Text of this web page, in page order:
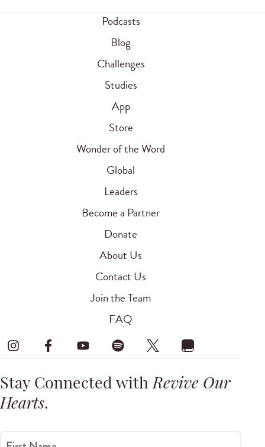
Podcasts
Blog
Challenges
Studies
App
Store
Wonder of the Word
Global
Leaders
Become a Partner
Donate
About Us
Contact Us
Join the Team
FAQ
Stay Connected withRevive Our
Hearts.